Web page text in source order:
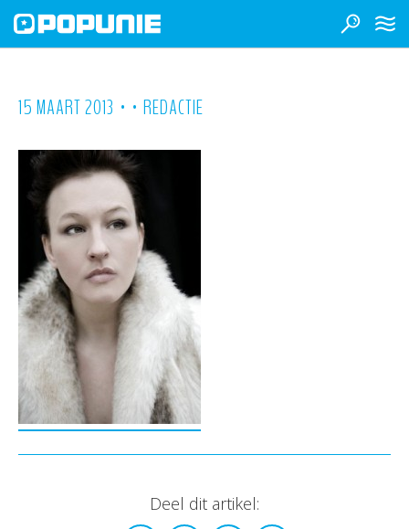
15 MAART 2013 • • REDACTIE
Deel dit artikel: